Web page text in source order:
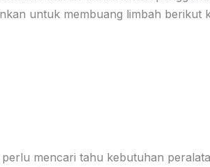
untuk membuang limbah berikut
mencari tahu kebutuhan